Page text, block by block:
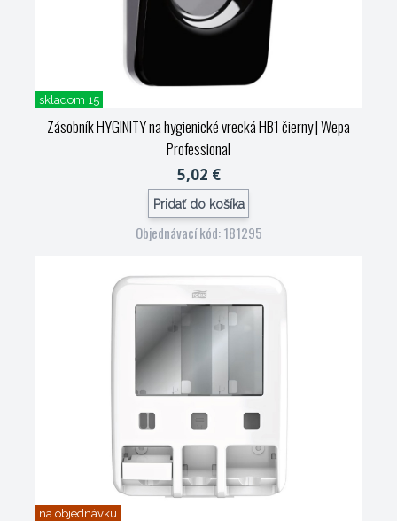
skladom 15
Zásobník HYGINITY na hygienické vrecká HB1 čierny| Wepa
Professional
5,02 €
Pridať do košíka
Objednávací kód: 181295
na objednávku